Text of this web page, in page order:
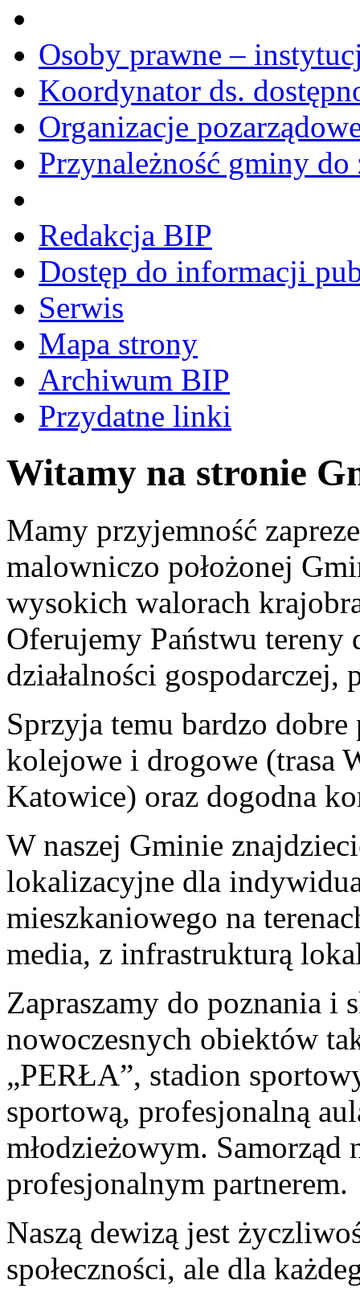
Osoby prawne –
Koordynator ds.
Organizacje
Przynależność gminy
Redakcja BIP
Dostęp do informacji
Serwis
Mapa strony
Archiwum BIP
Przydatne linki
Witamy na stronie
Mamy przyjemność
malowniczo położonej
wysokich walorach
Oferujemy Państwu
działalności gospodarczej,
Sprzyja temu bardzo
kolejowe i drogowe (trasa
Katowice) oraz dogodna
W naszej Gminie
lokalizacyjne dla
mieszkaniowego na
media, z infrastrukturą
Zapraszamy do poznania i
nowoczesnych obiektów
„PERŁA”, stadion
sportową, profesjonalną
młodzieżowym.
profesjonalnym partnerem.
Naszą dewizą jest
społeczności, ale dla